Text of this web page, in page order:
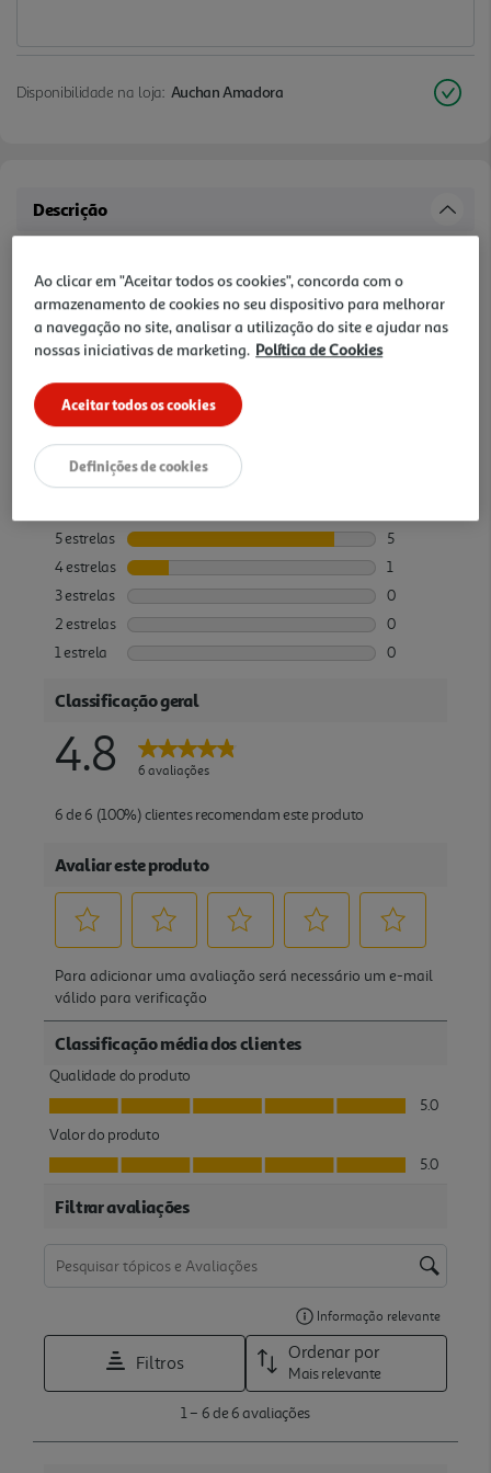
Disponibilidade na loja: Auchan Amadora
Descrição
Avaliações
Ao clicar em "Aceitar todos os cookies", concorda com o
armazenamento de cookies no seu dispositivo para melhorar
a navegação no site, analisar a utilização do site e ajudar nas
nossas iniciativas de marketing. Política de Cookies
Aceitar todos os cookies
Definições de cookies